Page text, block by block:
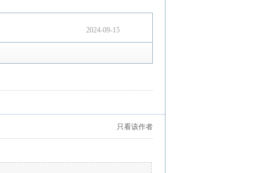
2024-09-15
只看该作者